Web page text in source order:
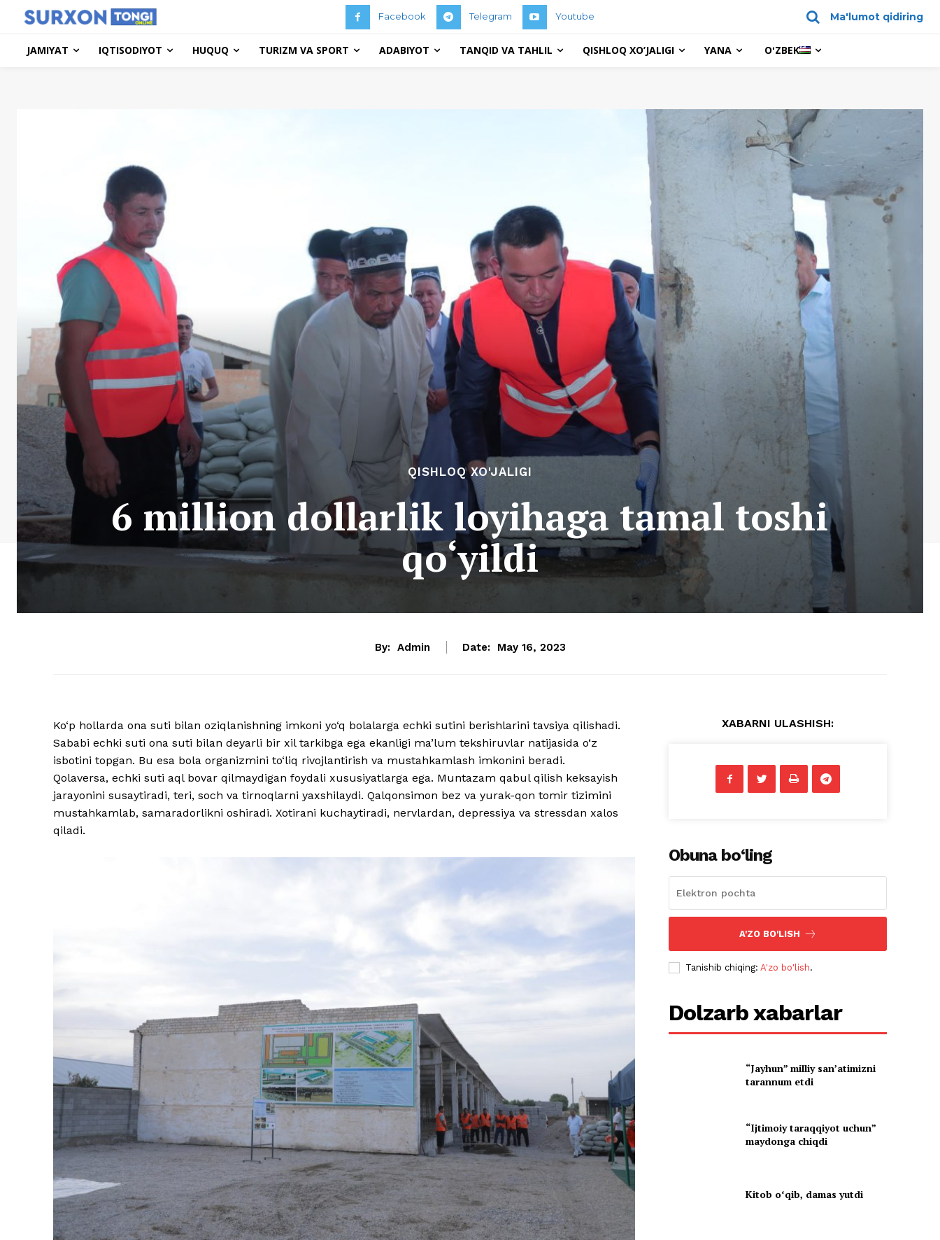
Facebook Telegram Youtube Ma'lumot qidiring
JAMIYAT IQTISODIYOT HUQUQ TURIZM VA SPORT ADABIYOT TANQID VA TAHLIL QISHLOQ XO’JALIGI YANA OʻZBEK
QISHLOQ XO'JALIGI
6 million dollarlik loyihaga tamal toshi
qo‘yildi
By: Admin Date: May 16, 2023
Ko‘p hollarda ona suti bilan oziqlanishning imkoni yo‘q bolalarga echki sutini berishlarini tavsiya qilishadi.
Sababi echki suti ona suti bilan deyarli bir xil tarkibga ega ekanligi ma’lum tekshiruvlar natijasida o‘z
isbotini topgan. Bu esa bola organizmini to‘liq rivojlantirish va mustahkamlash imkonini beradi.
Qolaversa, echki suti aql bovar qilmaydigan foydali xususiyatlarga ega. Muntazam qabul qilish keksayish
jarayonini susaytiradi, teri, soch va tirnoqlarni yaxshilaydi. Qalqonsimon bez va yurak-qon tomir tizimini
mustahkamlab, samaradorlikni oshiradi. Xotirani kuchaytiradi, nervlardan, depressiya va stressdan xalos
qiladi.
XABARNI ULASHISH:
Obuna bo‘ling
A'ZO BO'LISH
Tanishib chiqing:A'zo bo'lish.
Dolzarb xabarlar
“Jayhun” milliy san’atimizni
tarannum etdi
“Ijtimoiy taraqqiyot uchun”
maydonga chiqdi
Kitob oʻqib, damas yutdi